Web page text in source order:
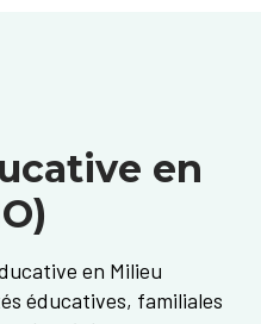
en
en Milieu
éducatives, familiales